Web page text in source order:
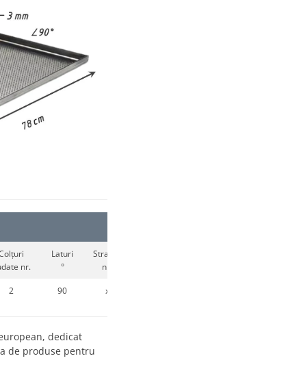
nr.
Laturi
°
Straturi
nr.
2 90 x
dedicat
de produse pentru